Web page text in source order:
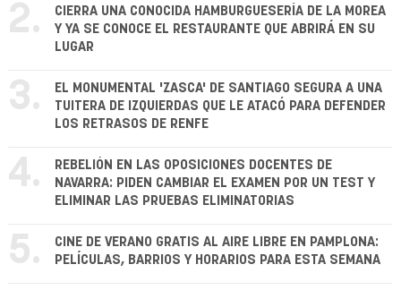
2.
CIERRA UNA CONOCIDA HAMBURGUESERÍA DE LA MOREA
Y YA SE CONOCE EL RESTAURANTE QUE ABRIRÁ EN SU
LUGAR
3.
EL MONUMENTAL 'ZASCA' DE SANTIAGO SEGURA A UNA
TUITERA DE IZQUIERDAS QUE LE ATACÓ PARA DEFENDER
LOS RETRASOS DE RENFE
4.
REBELIÓN EN LAS OPOSICIONES DOCENTES DE
NAVARRA: PIDEN CAMBIAR EL EXAMEN POR UN TEST Y
ELIMINAR LAS PRUEBAS ELIMINATORIAS
5.
CINE DE VERANO GRATIS AL AIRE LIBRE EN PAMPLONA:
PELÍCULAS, BARRIOS Y HORARIOS PARA ESTA SEMANA